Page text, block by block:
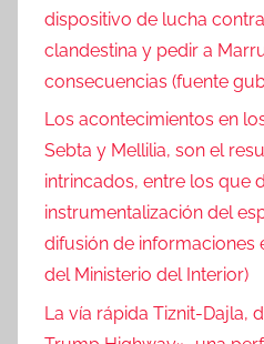
dispositivo de lucha
clandestina y pedir a
consecuencias (fuente
Los acontecimientos en
Sebta y Mellilia, son el
intrincados, entre los que
instrumentalización del
difusión de informaciones
del Ministerio del Interior)
La vía rápida Tiznit-Dajla,